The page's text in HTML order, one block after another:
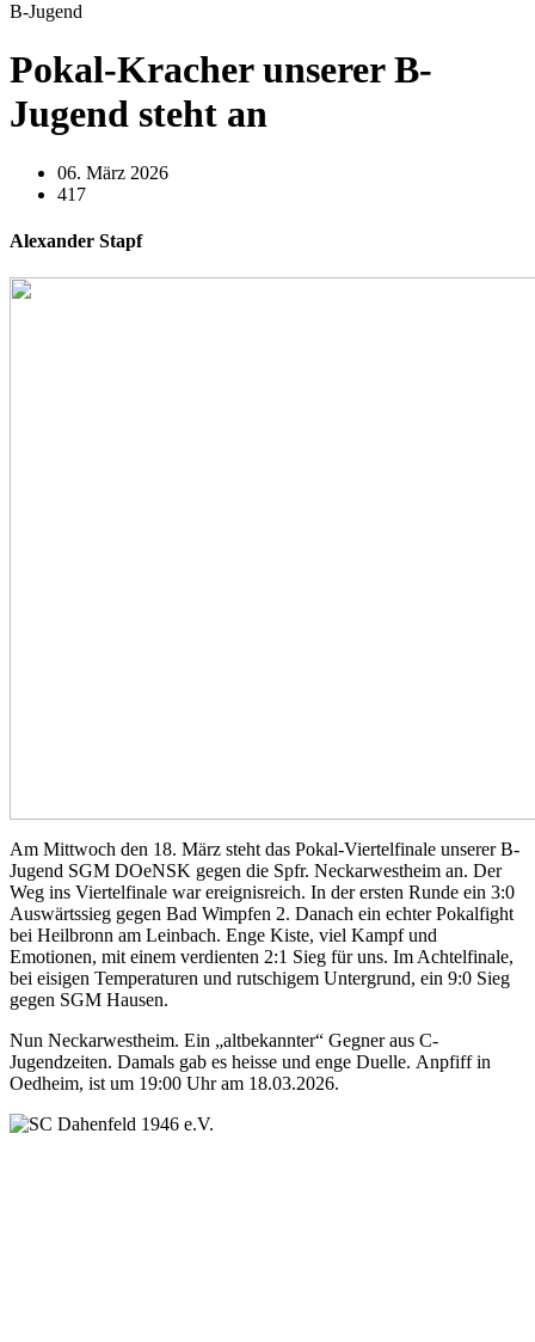
B-Jugend
Pokal-Kracher unserer B-
Jugend steht an
06. März 2026
417
Alexander Stapf
Am Mittwoch den 18. März steht das Pokal-Viertelfinale unserer B-
Jugend SGM DOeNSK gegen die Spfr. Neckarwestheim an. Der
Weg ins Viertelfinale war ereignisreich. In der ersten Runde ein 3:0
Auswärtssieg gegen Bad Wimpfen 2. Danach ein echter Pokalfight
bei Heilbronn am Leinbach. Enge Kiste, viel Kampf und
Emotionen, mit einem verdienten 2:1 Sieg für uns. Im Achtelfinale,
bei eisigen Temperaturen und rutschigem Untergrund, ein 9:0 Sieg
gegen SGM Hausen.
Nun Neckarwestheim. Ein „altbekannter“ Gegner aus C-
Jugendzeiten. Damals gab es heisse und enge Duelle. Anpfiff in
Oedheim, ist um 19:00 Uhr am 18.03.2026.